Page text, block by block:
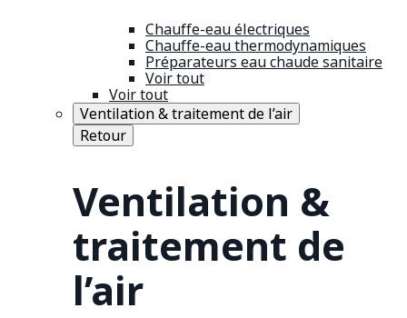
Chauffe-eau électriques
Chauffe-eau thermodynamiques
Préparateurs eau chaude sanitaire
Voir tout
Voir tout
Ventilation & traitement de l’air
Retour
Ventilation &
traitement de
l’air